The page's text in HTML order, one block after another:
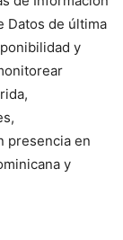
Datos de última
y
presencia en
y